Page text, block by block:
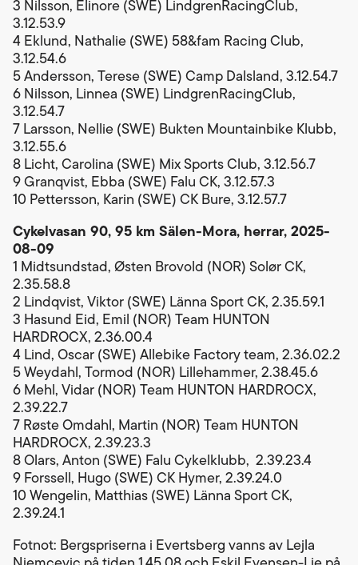
3 Nilsson, Elinore (SWE) LindgrenRacingClub,
3.12.53.9
4 Eklund, Nathalie (SWE) 58&fam Racing Club,
3.12.54.6
5 Andersson, Terese (SWE) Camp Dalsland, 3.12.54.7
6 Nilsson, Linnea (SWE) LindgrenRacingClub,
3.12.54.7
7 Larsson, Nellie (SWE) Bukten Mountainbike Klubb,
3.12.55.6
8 Licht, Carolina (SWE) Mix Sports Club, 3.12.56.7
9 Granqvist, Ebba (SWE) Falu CK, 3.12.57.3
10 Pettersson, Karin (SWE) CK Bure, 3.12.57.7
Cykelvasan 90, 95 km Sälen-Mora, herrar, 2025-
08-09
1 Midtsundstad, Østen Brovold (NOR) Solør CK,
2.35.58.8
2 Lindqvist, Viktor (SWE) Länna Sport CK, 2.35.59.1
3 Hasund Eid, Emil (NOR) Team HUNTON
HARDROCX, 2.36.00.4
4 Lind, Oscar (SWE) Allebike Factory team, 2.36.02.2
5 Weydahl, Tormod (NOR) Lillehammer, 2.38.45.6
6 Mehl, Vidar (NOR) Team HUNTON HARDROCX,
2.39.22.7
7 Røste Omdahl, Martin (NOR) Team HUNTON
HARDROCX, 2.39.23.3
8 Olars, Anton (SWE) Falu Cykelklubb, 2.39.23.4
9 Forssell, Hugo (SWE) CK Hymer, 2.39.24.0
10 Wengelin, Matthias (SWE) Länna Sport CK,
2.39.24.1
Fotnot: Bergspriserna i Evertsberg vanns av Lejla